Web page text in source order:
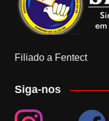
Filiado a Fentect
Siga-nos